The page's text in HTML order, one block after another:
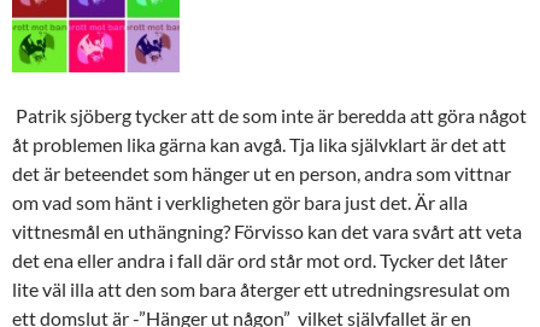
Patrik sjöberg tycker att de som inte är beredda att göra något
åt problemen lika gärna kan avgå. Tja lika självklart är det att
det är beteendet som hänger ut en person, andra som vittnar
om vad som hänt i verkligheten gör bara just det. Är alla
vittnesmål en uthängning? Förvisso kan det vara svårt att veta
det ena eller andra i fall där ord står mot ord. Tycker det låter
lite väl illa att den som bara återger ett utredningsresulat om
ett domslut är -”Hänger ut någon” vilket självfallet är en